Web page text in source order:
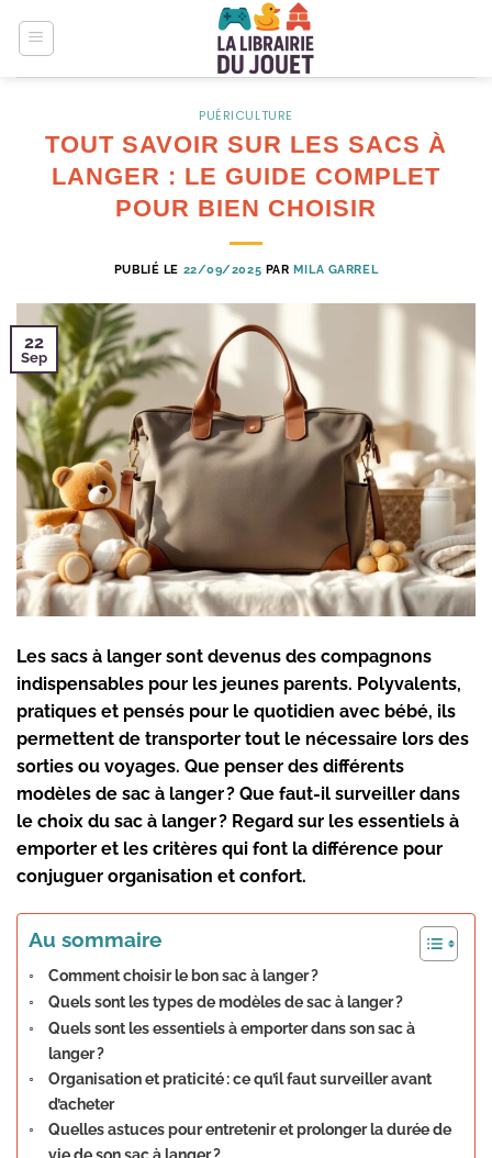
PUÉRICULTURE
TOUT SAVOIR SUR LES SACS À
LANGER : LE GUIDE COMPLET
POUR BIEN CHOISIR
PUBLIÉ LE 22/09/2025 PAR MILA GARREL
22
Sep
Les sacs à langer sont devenus des compagnons
indispensables pour les jeunes parents. Polyvalents,
pratiques et pensés pour le quotidien avec bébé, ils
permettent de transporter tout le nécessaire lors des
sorties ou voyages. Que penser des différents
modèles de sac à langer? Que faut-il surveiller dans
le choix du sac à langer? Regard sur les essentiels à
emporter et les critères qui font la différence pour
conjuguer organisation et confort.
Au sommaire
Comment choisir le bon sac à langer ?
Quels sont les types de modèles de sac à langer ?
Quels sont les essentiels à emporter dans son sac à
langer ?
Organisation et praticité : ce qu’il faut surveiller avant
d’acheter
Quelles astuces pour entretenir et prolonger la durée de